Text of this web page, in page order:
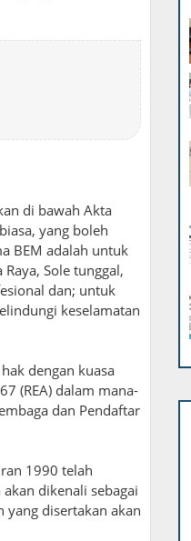
di bawah Akta
yang boleh
BEM adalah untuk
Sole tunggal,
dan; untuk
keselamatan
dengan kuasa
(REA) dalam mana-
dan Pendaftar
1990 telah
dikenali sebagai
yang disertakan akan